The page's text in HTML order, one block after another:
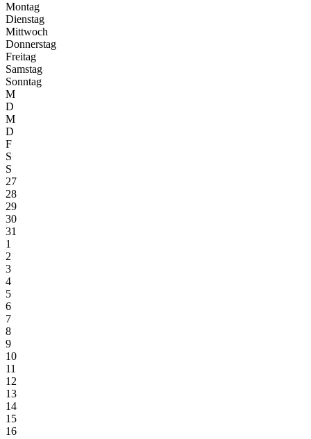
Montag
Dienstag
Mittwoch
Donnerstag
Freitag
Samstag
Sonntag
M
D
M
D
F
S
S
27
28
29
30
31
1
2
3
4
5
6
7
8
9
10
11
12
13
14
15
16